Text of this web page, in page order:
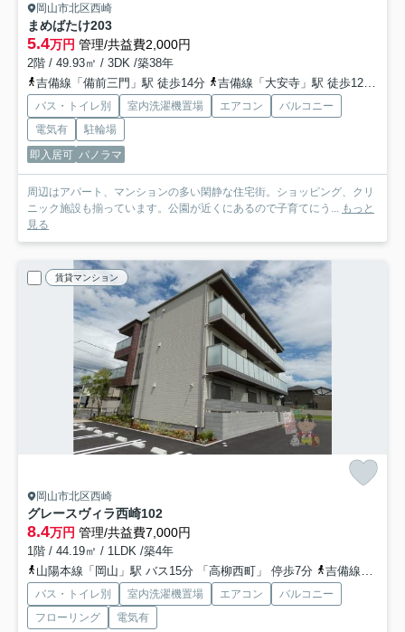
岡山市北区西崎
まめばたけ203
5.4万円 管理/共益費2,000円
2階 / 49.93㎡ / 3DK /築38年
吉備線「備前三門」駅 徒歩14分
吉備線「大安寺」駅 徒歩12分
バス・トイレ別 室内洗濯機置場 エアコン
バルコニー
電気有
駐輪場
即入居可 パノラマ
周辺はアパート、マンションの多い閑静な住宅街。ショッピング、クリ
ニック施設も揃っています。公園が近くにあるので子育てにう... もっと
見る
賃貸マンション
岡山市北区西崎
グレースヴィラ西崎102
8.4万円 管理/共益費7,000円
1階 / 44.19㎡ / 1LDK /築4年
山陽本線「岡山」駅 バス15分 「高柳西町」 停歩7分
吉備線「備前三門」駅 徒歩12分
バス・トイレ別 室内洗濯機置場 エアコン
バルコニー
フローリング
電気有